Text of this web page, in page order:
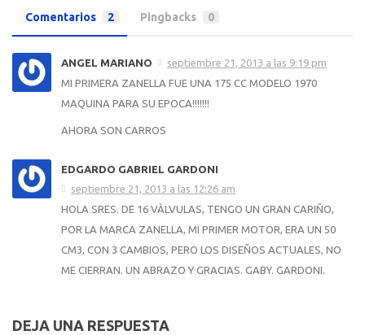
Comentarios 2 Pingbacks 0
ANGEL MARIANO
septiembre 21, 2013 a las 9:19 pm
MI PRIMERA ZANELLA FUE UNA 175 CC MODELO 1970
MAQUINA PARA SU EPOCA!!!!!!!
AHORA SON CARROS
EDGARDO GABRIEL GARDONI
septiembre 21, 2013 a las 12:26 am
HOLA SRES. DE 16 VÀLVULAS, TENGO UN GRAN CARIÑO,
POR LA MARCA ZANELLA, MI PRIMER MOTOR, ERA UN 50
CM3, CON 3 CAMBIOS, PERO LOS DISEÑOS ACTUALES, NO
ME CIERRAN. UN ABRAZO Y GRACIAS. GABY. GARDONI.
DEJA UNA RESPUESTA